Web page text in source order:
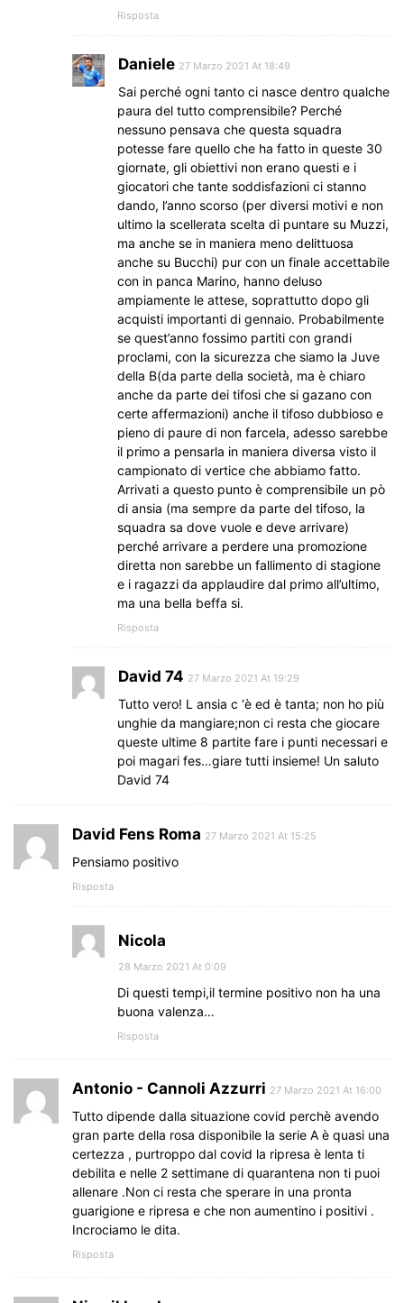
Risposta
Daniele 27 Marzo 2021 At 18:49
Sai perché ogni tanto ci nasce dentro qualche
paura del tutto comprensibile? Perché
nessuno pensava che questa squadra
potesse fare quello che ha fatto in queste 30
giornate, gli obiettivi non erano questi e i
giocatori che tante soddisfazioni ci stanno
dando, l’anno scorso (per diversi motivi e non
ultimo la scellerata scelta di puntare su Muzzi,
ma anche se in maniera meno delittuosa
anche su Bucchi) pur con un finale accettabile
con in panca Marino, hanno deluso
ampiamente le attese, soprattutto dopo gli
acquisti importanti di gennaio. Probabilmente
se quest’anno fossimo partiti con grandi
proclami, con la sicurezza che siamo la Juve
della B(da parte della società, ma è chiaro
anche da parte dei tifosi che si gazano con
certe affermazioni) anche il tifoso dubbioso e
pieno di paure di non farcela, adesso sarebbe
il primo a pensarla in maniera diversa visto il
campionato di vertice che abbiamo fatto.
Arrivati a questo punto è comprensibile un pò
di ansia (ma sempre da parte del tifoso, la
squadra sa dove vuole e deve arrivare)
perché arrivare a perdere una promozione
diretta non sarebbe un fallimento di stagione
e i ragazzi da applaudire dal primo all’ultimo,
ma una bella beffa si.
Risposta
David 74 27 Marzo 2021 At 19:29
Tutto vero! L ansia c ‘è ed è tanta; non ho più
unghie da mangiare;non ci resta che giocare
queste ultime 8 partite fare i punti necessari e
poi magari fes…giare tutti insieme! Un saluto
David 74
David Fens Roma 27 Marzo 2021 At 15:25
Pensiamo positivo
Risposta
Nicola
28 Marzo 2021 At 0:09
Di questi tempi,il termine positivo non ha una
buona valenza…
Risposta
Antonio - Cannoli Azzurri 27 Marzo 2021 At 16:00
Tutto dipende dalla situazione covid perchè avendo
gran parte della rosa disponibile la serie A è quasi una
certezza , purtroppo dal covid la ripresa è lenta ti
debilita e nelle 2 settimane di quarantena non ti puoi
allenare .Non ci resta che sperare in una pronta
guarigione e ripresa e che non aumentino i positivi .
Incrociamo le dita.
Risposta